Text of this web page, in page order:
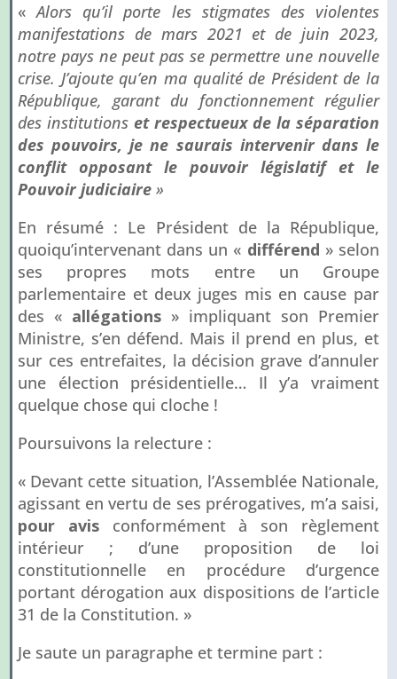
«Alors qu’il porte les stigmates des violentes
manifestations de mars 2021 et de juin 2023,
notre pays ne peut pas se permettre une nouvelle
crise. J’ajoute qu’en ma qualité de Président de la
République, garant du fonctionnement régulier
des institutions et respectueux de la séparation
des pouvoirs, je ne saurais intervenir dans le
conflit opposant le pouvoir législatif et le
Pouvoir judiciaire »
En résumé : Le Président de la République,
quoiqu’intervenant dans un « différend » selon
ses propres mots entre un Groupe
parlementaire et deux juges mis en cause par
des « allégations » impliquant son Premier
Ministre, s’en défend. Mais il prend en plus, et
sur ces entrefaites, la décision grave d’annuler
une élection présidentielle… Il y’a vraiment
quelque chose qui cloche !
Poursuivons la relecture :
« Devant cette situation, l’Assemblée Nationale,
agissant en vertu de ses prérogatives, m’a saisi,
pour avisconformément à son règlement
intérieur ; d’une proposition de loi
constitutionnelle en procédure d’urgence
portant dérogation aux dispositions de l’article
31 de la Constitution. »
Je saute un paragraphe et termine part :